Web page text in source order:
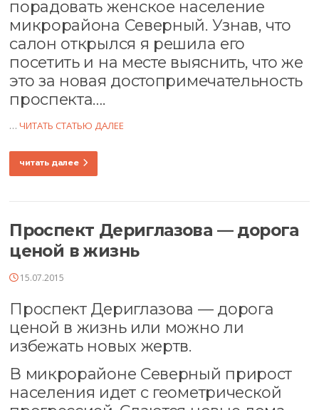
порадовать женское население
микрорайона Северный. Узнав, что
салон открылся я решила его
посетить и на месте выяснить, что же
это за новая достопримечательность
проспекта….
…ЧИТАТЬ СТАТЬЮ ДАЛЕЕ
читать далее
Проспект Дериглазова — дорога
ценой в жизнь
15.07.2015
Проспект Дериглазова — дорога
ценой в жизнь или можно ли
избежать новых жертв.
В микрорайоне Северный прирост
населения идет с геометрической